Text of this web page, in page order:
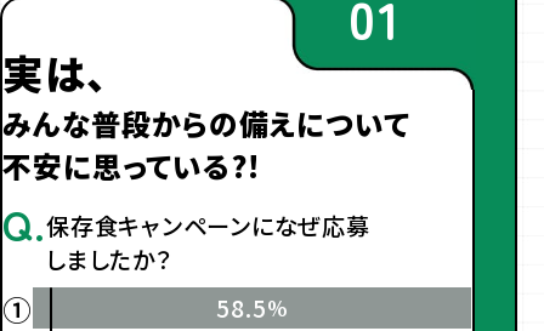
01
実は、
みんな普段からの備えについて
不安に思っている?!
Q.保存食キャンペーンになぜ応募
しましたか？
① 58.5%